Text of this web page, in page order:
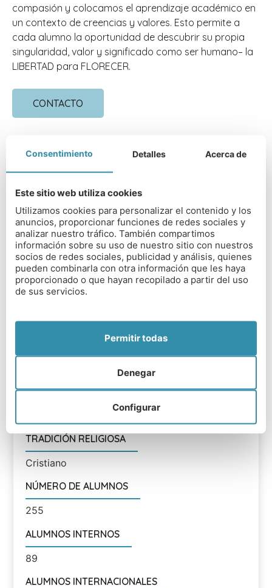
compasión y colocamos el aprendizaje académico en
un contexto de creencias y valores. Esto permite a
cada alumno la oportunidad de descubrir su propia
singularidad, valor y significado como ser humano– la
LIBERTAD para FLORECER.
CONTACTO
Gloddaeth Hall Llandudno LL30 1RD
TIPO DE COLEGIO
Mixto en regimen abierto o interno
RANGO EDAD
Liverpool John Lennon Airport: 66 millas;
Manchester airport: 75 millas
DISTANCIA DESDE LONDRES
TRADICIÓN RELIGIOSA
Cristiano
NÚMERO DE ALUMNOS
255
ALUMNOS INTERNOS
89
ALUMNOS INTERNACIONALES
Consentimiento Detalles Acerca de
Este sitio web utiliza cookies
Utilizamos cookies para personalizar el contenido y los
anuncios, proporcionar funciones de redes sociales y
analizar nuestro tráfico. También compartimos
información sobre su uso de nuestro sitio con nuestros
socios de redes sociales, publicidad y análisis, quienes
pueden combinarla con otra información que les haya
proporcionado o que hayan recopilado a partir del uso
de sus servicios.
Configurar
Denegar
Permitir todas